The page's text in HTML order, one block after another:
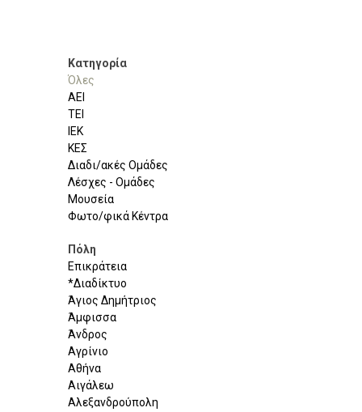
Κατηγορία
Όλες
ΑΕΙ
ΤΕΙ
ΙΕΚ
ΚΕΣ
Διαδι/ακές Ομάδες
Λέσχες - Ομάδες
Μουσεία
Φωτο/φικά Κέντρα
Πόλη
Επικράτεια
*Διαδίκτυο
Άγιος Δημήτριος
Άμφισσα
Άνδρος
Αγρίνιο
Αθήνα
Αιγάλεω
Αλεξανδρούπολη